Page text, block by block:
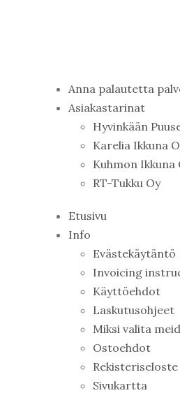
Anna palautetta
Asiakastarinat
Hyvinkään
Karelia Ikkuna
Kuhmon Ikkuna
RT-Tukku Oy
Etusivu
Info
Evästekäytäntö
Invoicing
Käyttöehdot
Laskutusohjeet
Miksi valita
Ostoehdot
Rekisteriseloste
Sivukartta